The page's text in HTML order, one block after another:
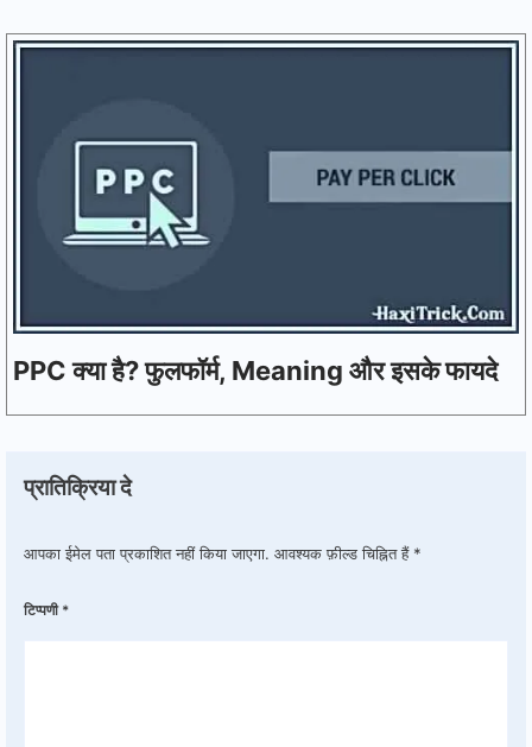
PPC क्या है? फुलफॉर्म, Meaning और इसके फायदे
प्रातिक्रिया दे
आपका ईमेल पता प्रकाशित नहीं किया जाएगा. आवश्यक फ़ील्ड चिह्नित हैं *
टिप्पणी *